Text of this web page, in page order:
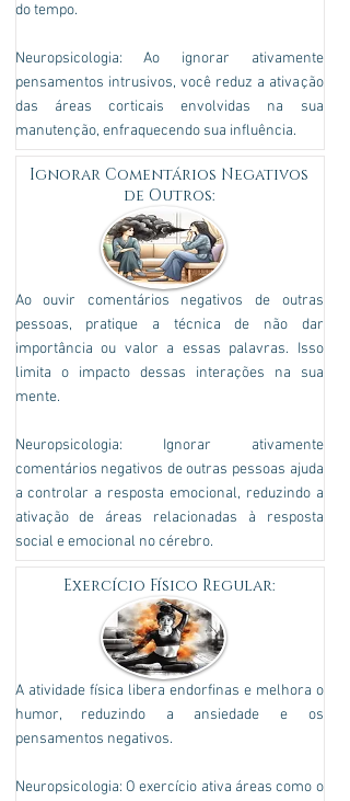
do tempo.
Neuropsicologia: Ao ignorar ativamente
pensamentos intrusivos, você reduz a ativação
das áreas corticais envolvidas na sua
manutenção, enfraquecendo sua influência.
Ignorar Comentários Negativos
de Outros:
Ao ouvir comentários negativos de outras
pessoas, pratique a técnica de não dar
importância ou valor a essas palavras. Isso
limita o impacto dessas interações na sua
mente.
Neuropsicologia: Ignorar ativamente
comentários negativos de outras pessoas ajuda
a controlar a resposta emocional, reduzindo a
ativação de áreas relacionadas à resposta
social e emocional no cérebro.
Exercício Físico Regular:
A atividade física libera endorfinas e melhora o
humor, reduzindo a ansiedade e os
pensamentos negativos.
Neuropsicologia: O exercício ativa áreas como o